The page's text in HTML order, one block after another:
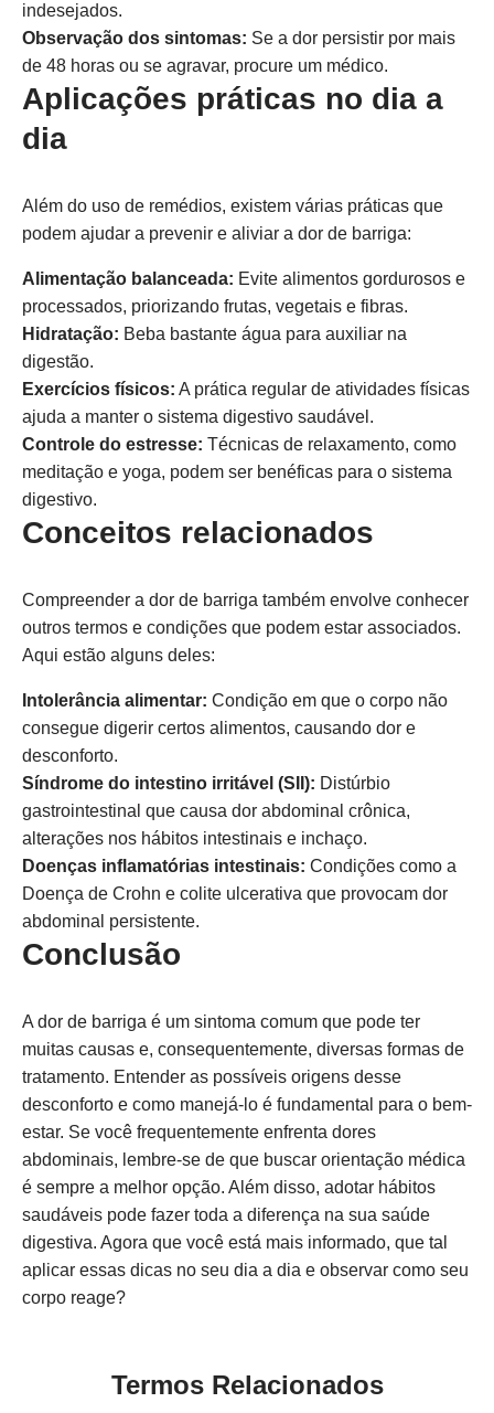
indesejados.
Observação dos sintomas: Se a dor persistir por mais
de 48 horas ou se agravar, procure um médico.
Aplicações práticas no dia a
dia
Além do uso de remédios, existem várias práticas que
podem ajudar a prevenir e aliviar a dor de barriga:
Alimentação balanceada: Evite alimentos gordurosos e
processados, priorizando frutas, vegetais e fibras.
Hidratação: Beba bastante água para auxiliar na
digestão.
Exercícios físicos: A prática regular de atividades físicas
ajuda a manter o sistema digestivo saudável.
Controle do estresse: Técnicas de relaxamento, como
meditação e yoga, podem ser benéficas para o sistema
digestivo.
Conceitos relacionados
Compreender a dor de barriga também envolve conhecer
outros termos e condições que podem estar associados.
Aqui estão alguns deles:
Intolerância alimentar: Condição em que o corpo não
consegue digerir certos alimentos, causando dor e
desconforto.
Síndrome do intestino irritável (SII): Distúrbio
gastrointestinal que causa dor abdominal crônica,
alterações nos hábitos intestinais e inchaço.
Doenças inflamatórias intestinais: Condições como a
Doença de Crohn e colite ulcerativa que provocam dor
abdominal persistente.
Conclusão
A dor de barriga é um sintoma comum que pode ter
muitas causas e, consequentemente, diversas formas de
tratamento. Entender as possíveis origens desse
desconforto e como manejá-lo é fundamental para o bem-
estar. Se você frequentemente enfrenta dores
abdominais, lembre-se de que buscar orientação médica
é sempre a melhor opção. Além disso, adotar hábitos
saudáveis pode fazer toda a diferença na sua saúde
digestiva. Agora que você está mais informado, que tal
aplicar essas dicas no seu dia a dia e observar como seu
corpo reage?
Termos Relacionados